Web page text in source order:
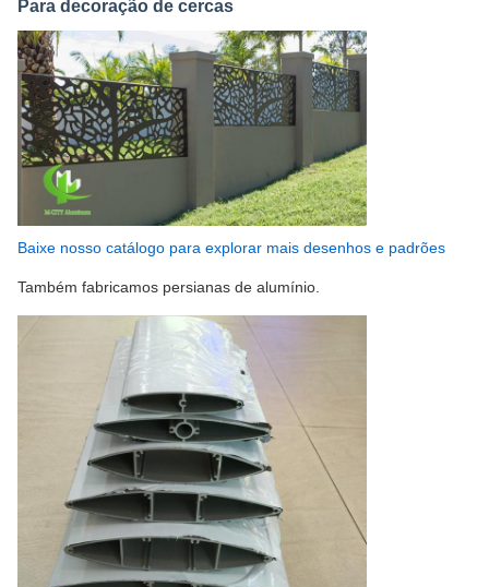
Para decoração de cercas
Baixe nosso catálogo para explorar mais desenhos e padrões
Também fabricamos persianas de alumínio.